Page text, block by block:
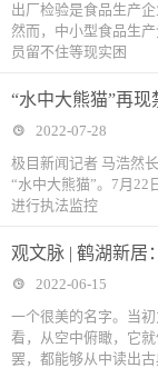
出厂检验是食品生产
然而，中小型食品生
员留不住等现实困
“水中大熊猫”再
2022-07-28
极目新闻记者 马浩然
“水中大熊猫”。7月22
进行执法监控
观文脉 | 鹤湖新居
2022-06-15
一个很美的名字。当
看，从空中俯瞰，它
罢，都能够从中读出